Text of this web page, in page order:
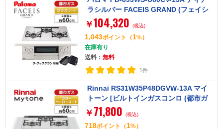
ラシルバー FACEIS GRAND (フェイシ
ス グランド) [ビルトインガスコンロ (都
市ガス用・3口・左右強火タイプ・幅60
cm)]
￥104,320 (税込)
1,043ポイント （1%）
在庫有り
送料： 無料
1件
Rinnai RS31W35P48DGVW-13A マイ
トーン [ビルトインガスコンロ (都市ガ
ス用・3口・左右強火力タイプ・幅60c
m)]
￥ 71,800 (税込)
718ポイント （1%）